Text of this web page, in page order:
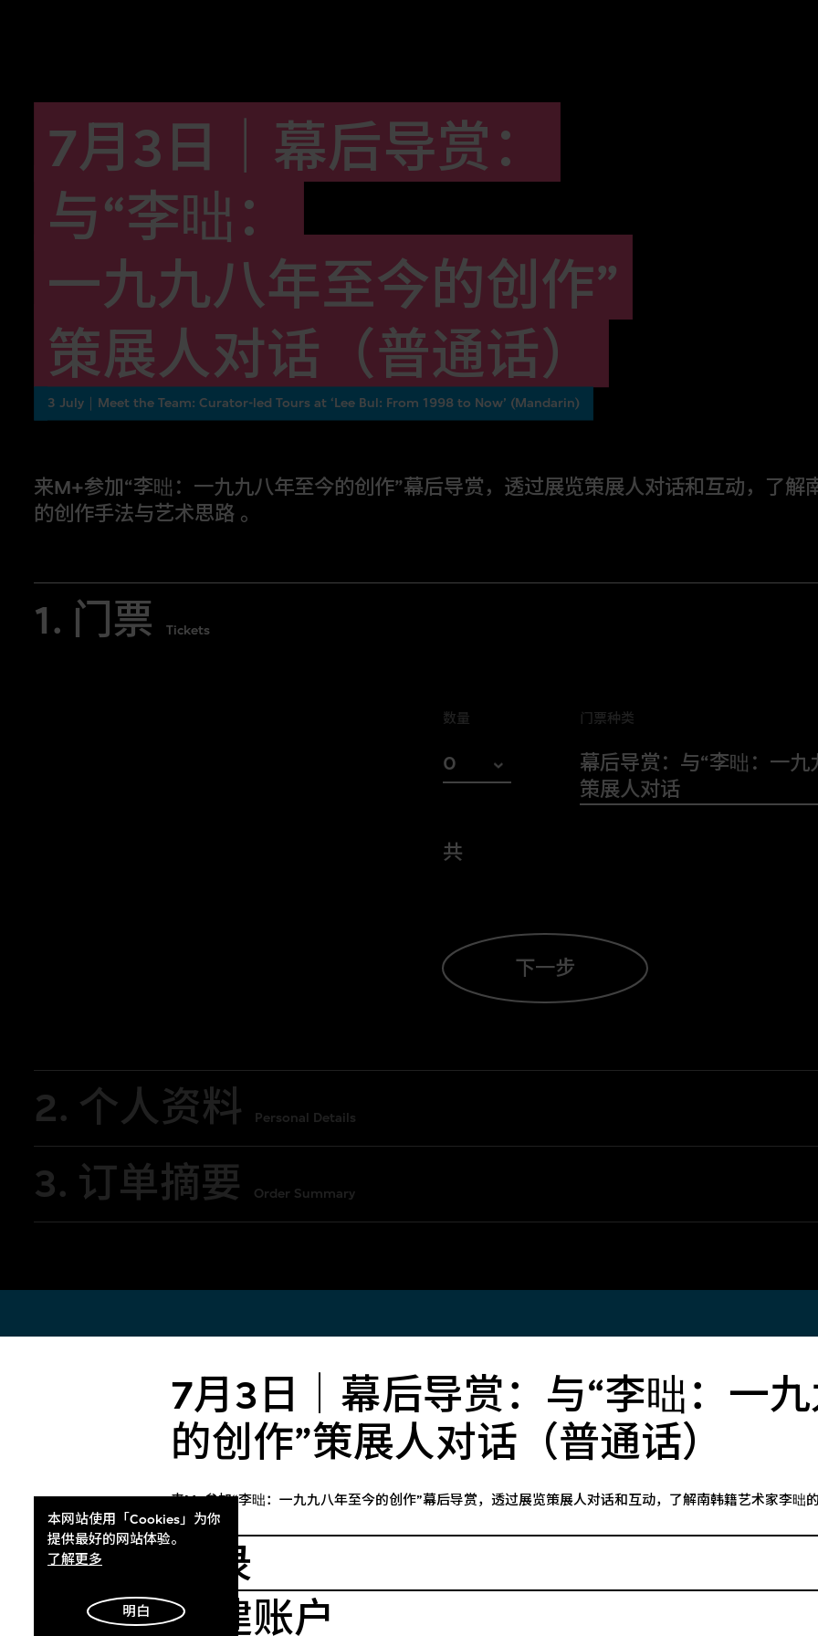
7月3日｜幕后导赏：与“李昢：一
的创作”策展人对话（普通话）
来M+参加“李昢：一九九八年至今的创作”幕后导赏，透过展览策展人对话和互动，了解南韩籍艺术家李昢
登录
创建账户
本网站使用「Cookies」为你
提供最好的网站体验。
了解更多
明白
7月3日｜幕后导赏：
与“李昢：
一九九八年至今的创作”
策展人对话（普通话）
3 July｜Meet the Team: Curator-led Tours at ‘Lee Bul: From 1998 to Now’ (Mandarin)
来M+参加“李昢：一九九八年至今的创作”幕后导赏，透过展览策展人对话和互动，了解
的创作手法与艺术思路 。
创作”展览策展人对话和互动，一同揭开策展背后的神秘面纱！
récit）》系列的环境雕塑、《泊渡》系列的平面作品等。M+策展人将在导赏团
中亲身拆解李昢构思和实现创作的心路历程，如何以作品批判与重新想像不同的
现代议题，并分享策展过程，提供另一角度，让大家理解这些作品之间的关系。
1. 门票 Tickets
数量 门票种类
0
2
门票种类
幕后导赏：与“李昢：一九
策展人对话
共
下一步
2. 个人资料 Personal Details
3. 订单摘要 Order Summary
访客须在现场或网上购买展覽门票入
场。活动及电影节目或须额外购票。6
岁及以下儿童毋须购票。
M+每星期二至星期四、周末及公众假
期于10:00至18:00开放，星期五的开放
时间延长至22:00，每星期一休馆。
M+展厅的最后入场时间为闭馆前30分
M+会籍为不同年龄及背景
与众不同的当代视觉文化体
员可使用专属M+会员会馆
通道，享有M+专属参观时
遇。
成为M+的一分子！